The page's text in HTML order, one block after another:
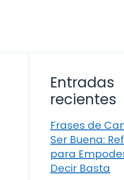
Entradas
recientes
Frases de
Ser Buena:
para
Decir Basta